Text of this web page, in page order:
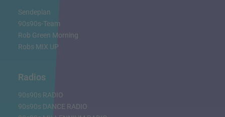
Sendeplan
90s90s-Team
Rob Green Morning
Robs MIX UP
Radios
90s90s RADIO
90s90s DANCE RADIO